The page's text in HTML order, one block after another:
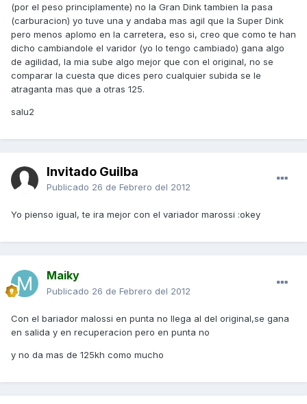
(por el peso principlamente) no la Gran Dink tambien la pasa
(carburacion) yo tuve una y andaba mas agil que la Super Dink
pero menos aplomo en la carretera, eso si, creo que como te han
dicho cambiandole el varidor (yo lo tengo cambiado) gana algo
de agilidad, la mia sube algo mejor que con el original, no se
comparar la cuesta que dices pero cualquier subida se le
atraganta mas que a otras 125.
salu2
Invitado Guilba
Publicado 26 de Febrero del 2012
Yo pienso igual, te ira mejor con el variador marossi :okey
Maiky
Publicado 26 de Febrero del 2012
Con el bariador malossi en punta no llega al del original,se gana
en salida y en recuperacion pero en punta no
y no da mas de 125kh como mucho